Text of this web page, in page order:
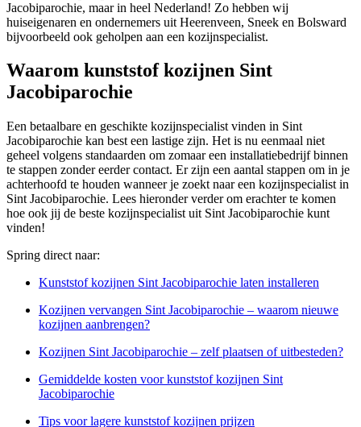
Jacobiparochie, maar in heel Nederland! Zo hebben wij
huiseigenaren en ondernemers uit Heerenveen, Sneek en Bolsward
bijvoorbeeld ook geholpen aan een kozijnspecialist.
Waarom kunststof kozijnen Sint
Jacobiparochie
Een betaalbare en geschikte kozijnspecialist vinden in Sint
Jacobiparochie kan best een lastige zijn. Het is nu eenmaal niet
geheel volgens standaarden om zomaar een installatiebedrijf binnen
te stappen zonder eerder contact. Er zijn een aantal stappen om in je
achterhoofd te houden wanneer je zoekt naar een kozijnspecialist in
Sint Jacobiparochie. Lees hieronder verder om erachter te komen
hoe ook jij de beste kozijnspecialist uit Sint Jacobiparochie kunt
vinden!
Spring direct naar:
Kunststof kozijnen Sint Jacobiparochie laten installeren
Kozijnen vervangen Sint Jacobiparochie – waarom nieuwe
kozijnen aanbrengen?
Kozijnen Sint Jacobiparochie – zelf plaatsen of uitbesteden?
Gemiddelde kosten voor kunststof kozijnen Sint
Jacobiparochie
Tips voor lagere kunststof kozijnen prijzen